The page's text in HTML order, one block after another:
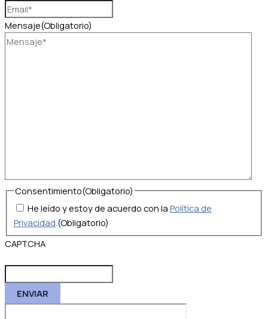
Mensaje(Obligatorio)
Consentimiento(Obligatorio)
He leído y estoy de acuerdo con la Política de
Privacidad.(Obligatorio)
CAPTCHA